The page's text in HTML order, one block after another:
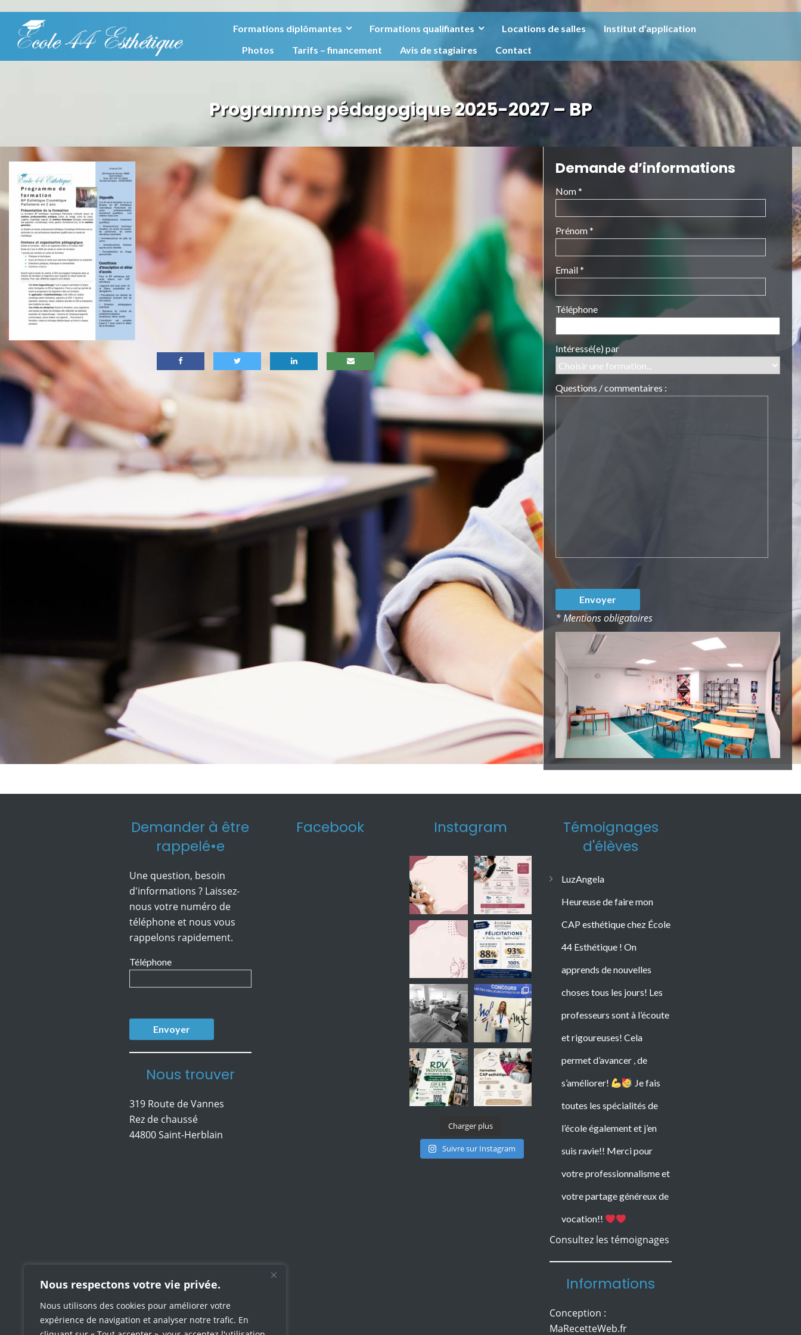
Nous respectons votre vie privée.
Nous utilisons des cookies pour améliorer votre
expérience de navigation et analyser notre trafic. En
Formations diplômantes Formations qualifiantes Locations de salles
Institut d’application
Photos
Tarifs – financement Avis de stagiaires Contact
Programme pédagogique 2025-2027 – BP
Demande d’informations
Nom *
Prénom *
Email *
Téléphone
Intéressé(e) par
Questions / commentaires :
* Mentions obligatoires
Demander à être
rappelé•e
Une question, besoin
d'informations ? Laissez-
nous votre numéro de
téléphone et nous vous
rappelons rapidement.
Téléphone
Nous trouver
319 Route de Vannes
Rez de chaussé
44800 Saint-Herblain
Facebook Instagram
Charger plus
Suivre sur Instagram
Témoignages
d'élèves
LuzAngela
Heureuse de faire mon
CAP esthétique chez École
44 Esthétique ! On
apprends de nouvelles
choses tous les jours! Les
professeurs sont à l’écoute
et rigoureuses! Cela
permet d’avancer , de
s’améliorer!
Je fais
toutes les spécialités de
l’école également et j’en
suis ravie!! Merci pour
votre professionnalisme et
votre partage généreux de
vocation!!
Herbreteau
accessible aux débutants,
Marina est une formation
Consultez les témoignages
Informations
Conception :
MaRecetteWeb.fr
Protection des Données
© Copyright Ecole 44